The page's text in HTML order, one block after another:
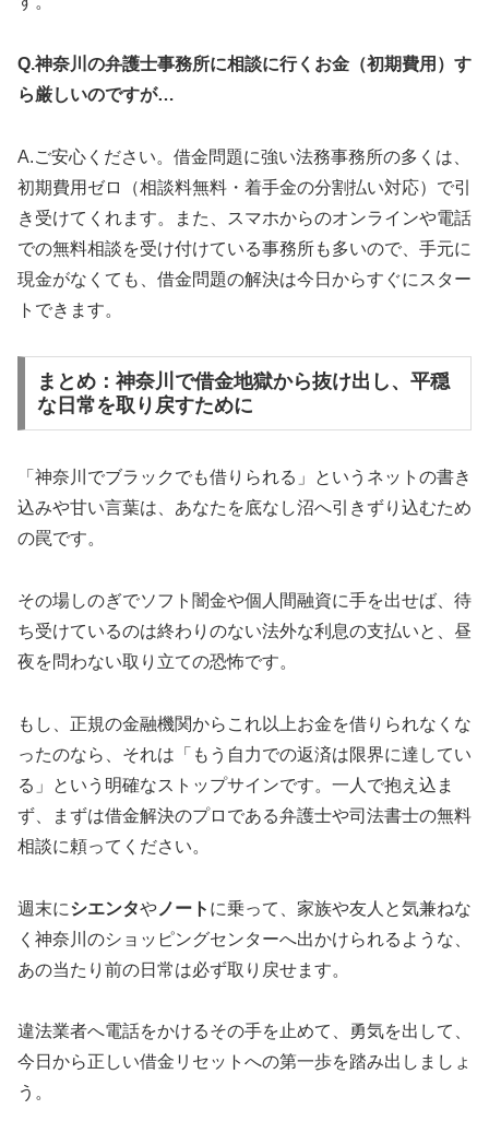
Q.神奈川の弁護士事務所に相談に行くお金（初期費用）す
ら厳しいのですが…
A.ご安心ください。借金問題に強い法務事務所の多くは、
初期費用ゼロ（相談料無料・着手金の分割払い対応）で引
き受けてくれます。また、スマホからのオンラインや電話
での無料相談を受け付けている事務所も多いので、手元に
現金がなくても、借金問題の解決は今日からすぐにスター
トできます。
まとめ：神奈川で借金地獄から抜け出し、平穏
な日常を取り戻すために
「神奈川でブラックでも借りられる」というネットの書き
込みや甘い言葉は、あなたを底なし沼へ引きずり込むため
の罠です。
その場しのぎでソフト闇金や個人間融資に手を出せば、待
ち受けているのは終わりのない法外な利息の支払いと、昼
夜を問わない取り立ての恐怖です。
もし、正規の金融機関からこれ以上お金を借りられなくな
ったのなら、それは「もう自力での返済は限界に達してい
る」という明確なストップサインです。一人で抱え込ま
ず、まずは借金解決のプロである弁護士や司法書士の無料
相談に頼ってください。
週末にシエンタや ノート に乗って、家族や友人と気兼ねな
く神奈川のショッピングセンターへ出かけられるような、
あの当たり前の日常は必ず取り戻せます。
違法業者へ電話をかけるその手を止めて、勇気を出して、
今日から正しい借金リセットへの第一歩を踏み出しましょ
う。